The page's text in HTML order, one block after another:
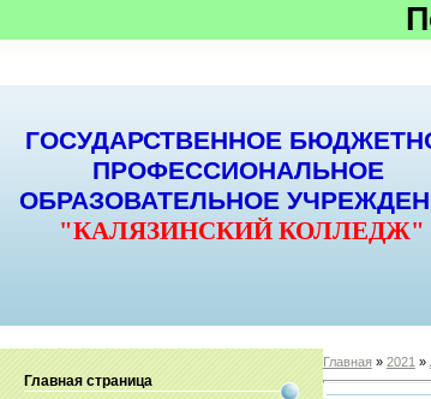
ГОСУДАРСТВЕННОЕ
ПРОФЕССИОНАЛЬНОЕ
ОБРАЗОВАТЕЛЬНОЕ
"КАЛЯЗИНСКИЙ КОЛЛЕДЖ"
Главная страница
Главная» 2021 »